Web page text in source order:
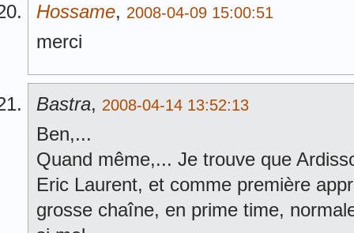
Hossame, 2008-04-09 15:00:51
merci
Bastra, 2008-04-14 13:52:13
Ben,...
Quand même,... Je trouve que
Eric Laurent, et comme première
grosse chaîne, en prime time,